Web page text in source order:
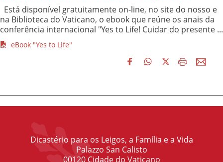
Está disponível gratuitamente on-line, no site do nosso e
na Biblioteca do Vaticano, o ebook que reúne os anais da
conferência internacional "Yes to Life! Cuidar do presente ...
eBook "Yes to Life"
Dicastério para os Leigos, a Família e a Vida
Palazzo San Calisto
00120 Cidade do Vaticano